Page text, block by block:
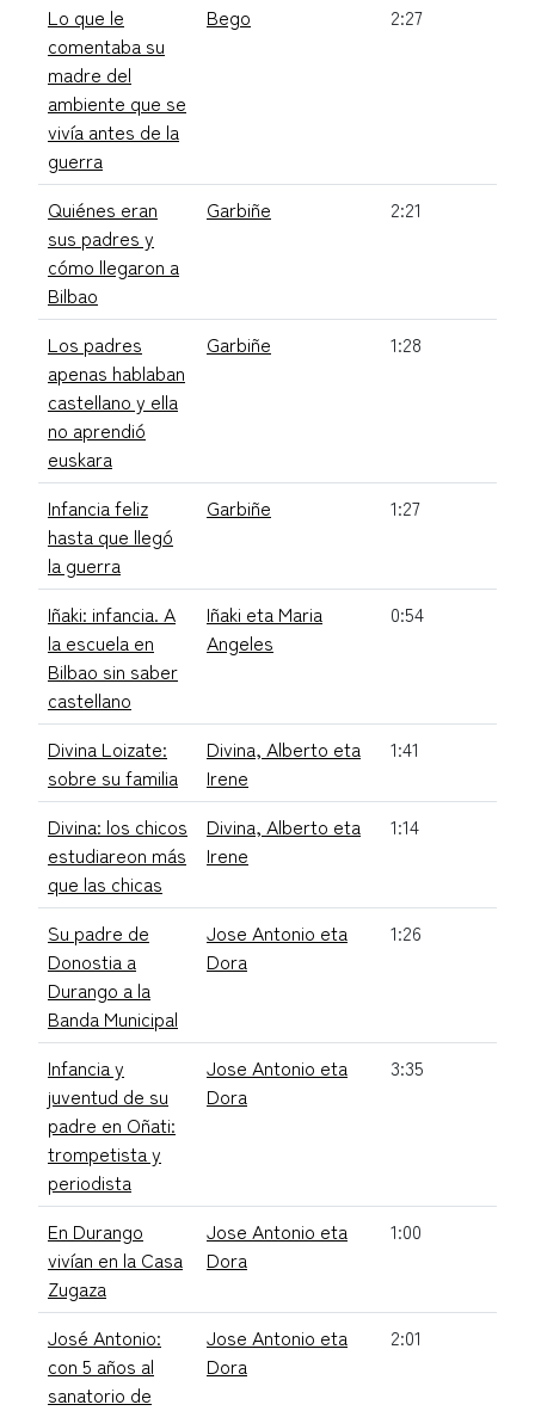
Lo que le
comentaba su
madre del
ambiente que se
vivía antes de la
guerra
Bego 2:27
Quiénes eran
sus padres y
cómo llegaron a
Bilbao
Garbiñe 2:21
Los padres
apenas hablaban
castellano y ella
no aprendió
euskara
Garbiñe 1:28
Infancia feliz
hasta que llegó
la guerra
Garbiñe 1:27
Iñaki: infancia. A
la escuela en
Bilbao sin saber
castellano
Iñaki eta Maria
Angeles
0:54
Divina Loizate:
sobre su familia
Divina, Alberto eta
Irene
1:41
Divina: los chicos
estudiareon más
que las chicas
Divina, Alberto eta
Irene
1:14
Su padre de
Donostia a
Durango a la
Banda Municipal
Jose Antonio eta
Dora
1:26
Infancia y
juventud de su
padre en Oñati:
trompetista y
periodista
Jose Antonio eta
Dora
3:35
En Durango
vivían en la Casa
Zugaza
Jose Antonio eta
Dora
1:00
José Antonio:
con 5 años al
sanatorio de
Jose Antonio eta
Dora
2:01